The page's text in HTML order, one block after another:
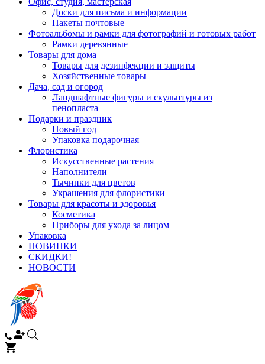
Доски для письма и информации
Пакеты почтовые
Фотоальбомы и рамки для фотографий и готовых работ
Рамки деревянные
Товары для дома
Товары для дезинфекции и защиты
Хозяйственные товары
Дача, сад и огород
Ландшафтные фигуры и скульптуры из
пенопласта
Подарки и праздник
Новый год
Упаковка подарочная
Флористика
Искусственные растения
Наполнители
Тычинки для цветов
Украшения для флористики
Товары для красоты и здоровья
Косметика
Приборы для ухода за лицом
Упаковка
НОВИНКИ
СКИДКИ!
НОВОСТИ